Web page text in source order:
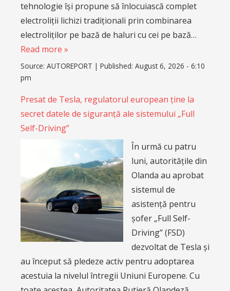
tehnologie își propune să înlocuiască complet
electroliții lichizi tradiționali prin combinarea
electroliților pe bază de haluri cu cei pe bază…
Read more »
Source: AUTOREPORT | Published: August 6, 2026 - 6:10
pm
Presat de Tesla, regulatorul european ține la
secret datele de siguranță ale sistemului „Full
Self-Driving”
În urmă cu patru
luni, autoritățile din
Olanda au aprobat
sistemul de
asistență pentru
șofer „Full Self-
Driving” (FSD)
dezvoltat de Tesla și
au început să pledeze activ pentru adoptarea
acestuia la nivelul întregii Uniuni Europene. Cu